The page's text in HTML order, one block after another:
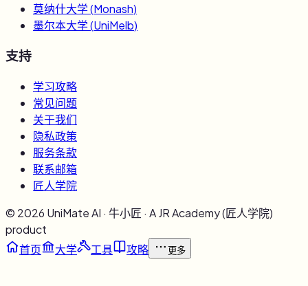
莫纳什大学(Monash)
墨尔本大学(UniMelb)
支持
学习攻略
常见问题
关于我们
隐私政策
服务条款
联系邮箱
匠人学院
© 2026 UniMate AI · 牛小匠 · A JR Academy (匠人学院)
product
首页
大学 工具 攻略 更多